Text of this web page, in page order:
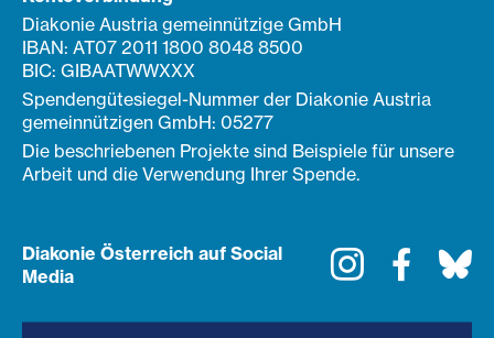
Diakonie Austria gemeinnützige GmbH
IBAN: AT07 2011 1800 8048 8500
BIC: GIBAATWWXXX
Spendengütesiegel-Nummer der Diakonie Austria
gemeinnützigen GmbH: 05277
Die beschriebenen Projekte sind Beispiele für unsere
Arbeit und die Verwendung Ihrer Spende.
Diakonie Österreich auf Social
Media
Instagram